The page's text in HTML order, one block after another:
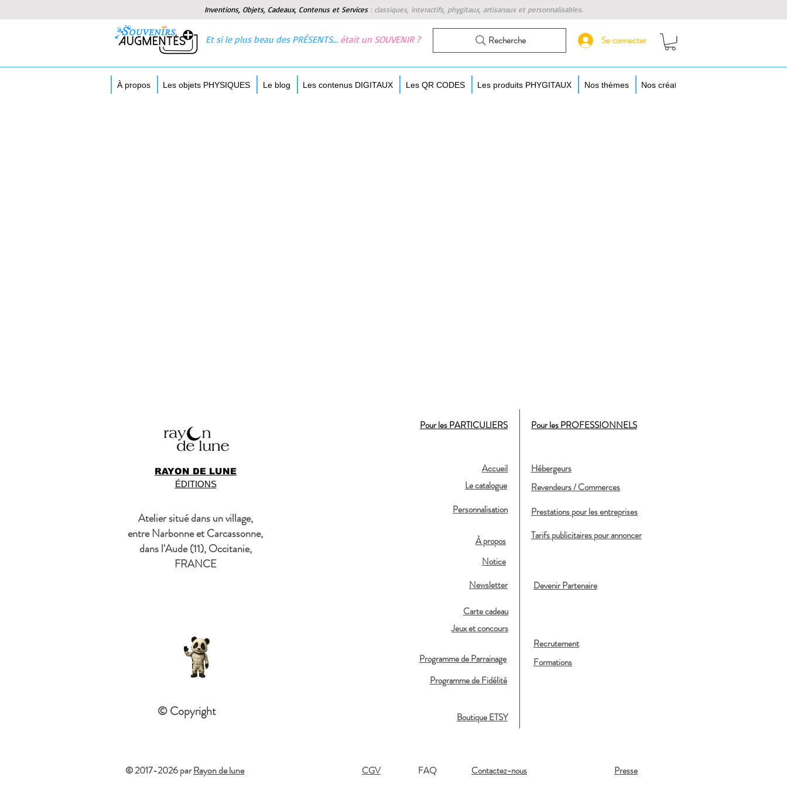
Inventions, Objets, Cadeaux, Contenus et Services : classiques, interactifs, phygitaux, artisanaux et personnalisables.
Et si le plus beau des PRÉSENTS… était un SOUVENIR ? Recherche Se connecter
À propos Les objets PHYSIQUES Le blog Les contenus DIGITAUX Les QR CODES Les produits PHYGITAUX Nos thèmes Nos créateurs
RAYON DE LUNE
ÉDITIONS
Pour les PARTICULIERS Pour les PROFESSIONNELS
Accueil
Le catalogue
Hébergeurs
Revendeurs / Commerces
Atelier situé dans un village,
entre Narbonne et Carcassonne,
dans l'Aude (11), Occitanie,
FRANCE
Personnalisation
À propos
Prestations pour les entreprises
Tarifs publicitaires pour annoncer
Notice
Newsletter
Devenir Partenaire
Carte cadeau
© Copyright
Jeux et concours
Recrutement
Programme de Parrainage
Formations
Programme de Fidélité
Boutique ETSY
© 2017-2026 parRayon de lune CGV FAQ Contactez-nous Presse